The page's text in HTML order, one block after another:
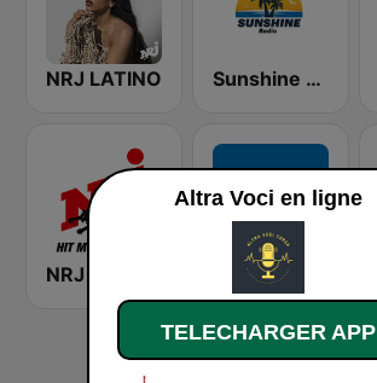
NRJ LATINO Sunshine Radio
NRJ
Altra Voci en ligne
TELECHARGER APP